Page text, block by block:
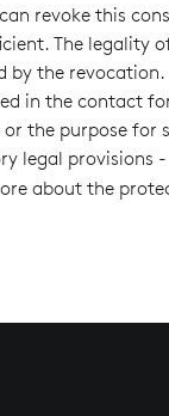
can revoke this
The legality
by the revocation.
in the contact
the purpose
legal provisions
about the